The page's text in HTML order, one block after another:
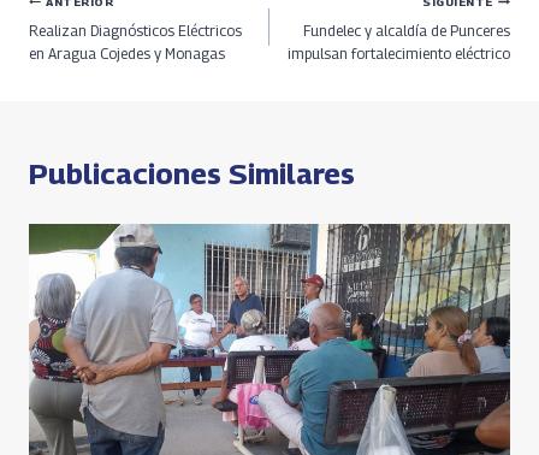
o
k
ds
m A
p
n
k
Navegación
de
Realizan Diagnósticos Eléctricos
en Aragua Cojedes y Monagas
Fundelec y alcaldía de Punceres
impulsan fortalecimiento eléctrico
Publicaciones Similares